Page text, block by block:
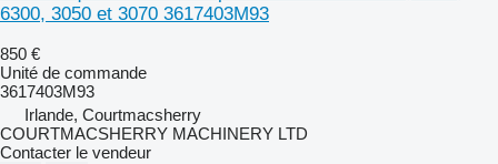
6300, 3050 et 3070 3617403M93
850 €
Unité de commande
3617403M93
Irlande, Courtmacsherry
COURTMACSHERRY MACHINERY LTD
Contacter le vendeur